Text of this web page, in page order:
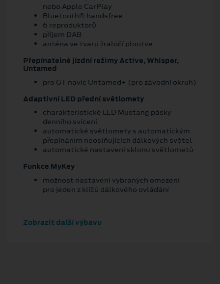
nebo Apple CarPlay
Bluetooth® handsfree
6 reproduktorů
příjem DAB
anténa ve tvaru žraločí ploutve
Přepínatelné jízdní režimy Active, Whisper,
Untamed
pro GT navíc Untamed+ (pro závodní okruh)
Adaptivní LED přední světlomety
charakteristické LED Mustang pásky
denního svícení
automatické světlomety s automatickým
přepínáním neoslňujících dálkových světel
automatické nastavení sklonu světlometů
Funkce MyKey
možnost nastavení vybraných omezení
pro jeden z klíčů dálkového ovládání
Zobrazit další výbavu